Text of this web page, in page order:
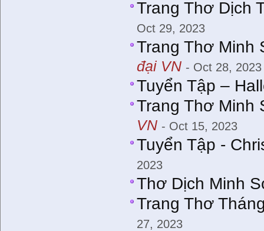
Trang Thơ Dịch
Oct 29, 2023
Trang Thơ Minh
đại VN - Oct 28, 2023
Tuyển Tập –
Trang Thơ Minh
VN - Oct 15, 2023
Tuyển Tập -
2023
Thơ Dịch Minh
Trang Thơ
27, 2023